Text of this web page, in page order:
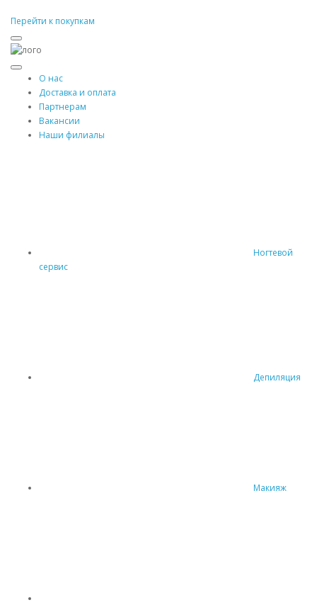
Перейти к покупкам
О нас
Доставка и оплата
Партнерам
Вакансии
Наши филиалы
Ногтевой
сервис
Депиляция
Макияж